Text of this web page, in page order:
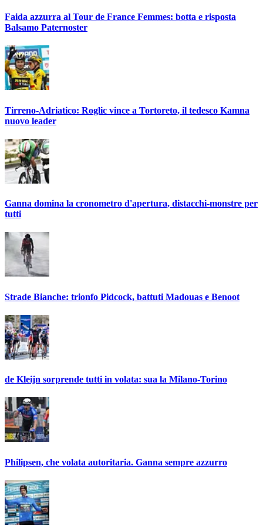
Faida azzurra al Tour de France Femmes: botta e risposta
Balsamo Paternoster
Tirreno-Adriatico: Roglic vince a Tortoreto, il tedesco Kamna
nuovo leader
Ganna domina la cronometro d'apertura, distacchi-monstre per
tutti
Strade Bianche: trionfo Pidcock, battuti Madouas e Benoot
de Kleijn sorprende tutti in volata: sua la Milano-Torino
Philipsen, che volata autoritaria. Ganna sempre azzurro